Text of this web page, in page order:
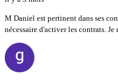
M Daniel est pertinent dans ses
nécessaire d'activer les contrats.